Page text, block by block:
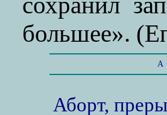
большее».
А
Аборт,